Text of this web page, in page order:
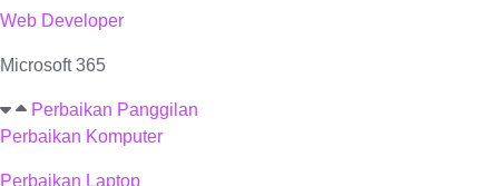
Web Developer
Microsoft 365
Perbaikan Panggilan
Perbaikan Komputer
Perbaikan Laptop